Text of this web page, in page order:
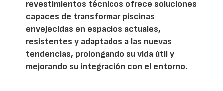
revestimientos técnicos ofrece soluciones
capaces de transformar piscinas
envejecidas en espacios actuales,
resistentes y adaptados a las nuevas
tendencias, prolongando su vida útil y
mejorando su integración con el entorno.